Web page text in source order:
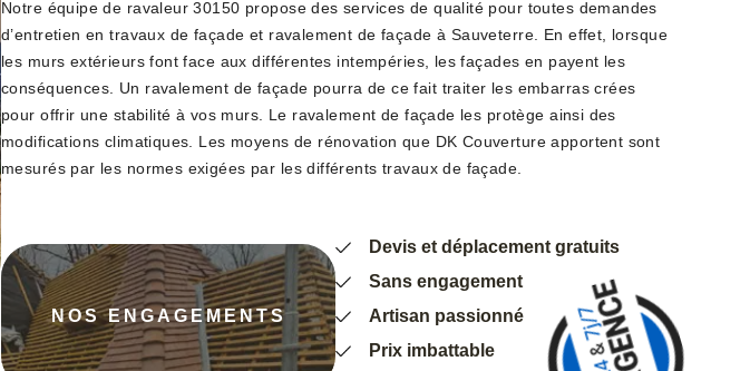
Notre équipe de ravaleur 30150 propose des services de qualité pour toutes demandes
d’entretien en travaux de façade et ravalement de façade à Sauveterre. En effet, lorsque
les murs extérieurs font face aux différentes intempéries, les façades en payent les
conséquences. Un ravalement de façade pourra de ce fait traiter les embarras crées
pour offrir une stabilité à vos murs. Le ravalement de façade les protège ainsi des
modifications climatiques. Les moyens de rénovation que DK Couverture apportent sont
mesurés par les normes exigées par les différents travaux de façade.
NOS ENGAGEMENTS
Devis et déplacement gratuits
Sans engagement
Artisan passionné
Prix imbattable